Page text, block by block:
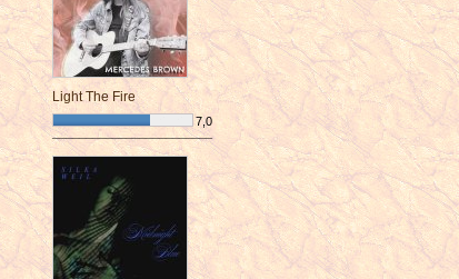
Light The Fire
7,0
¯¯¯¯¯¯¯¯¯¯¯¯¯¯¯¯¯¯¯¯¯¯¯¯